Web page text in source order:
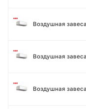
Воздушная
Воздушная
Воздушная